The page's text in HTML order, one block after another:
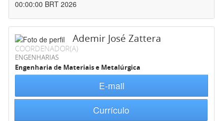
00:00:00 BRT 2026
Ademir José Zattera
COORDENADOR(A)
ENGENHARIAS
Engenharia de Materiais e Metalúrgica
E-mail
Currículo